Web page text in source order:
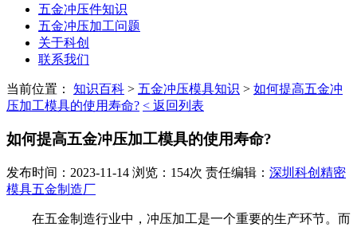
五金冲压件知识
五金冲压加工问题
关于科创
联系我们
当前位置： 知识百科 > 五金冲压模具知识 > 如何提高五金冲
压加工模具的使用寿命? < 返回列表
如何提高五金冲压加工模具的使用寿命?
发布时间：2023-11-14 浏览：154次 责任编辑： 深圳科创精密
模具五金制造厂
在五金制造行业中，冲压加工是一个重要的生产环节。而